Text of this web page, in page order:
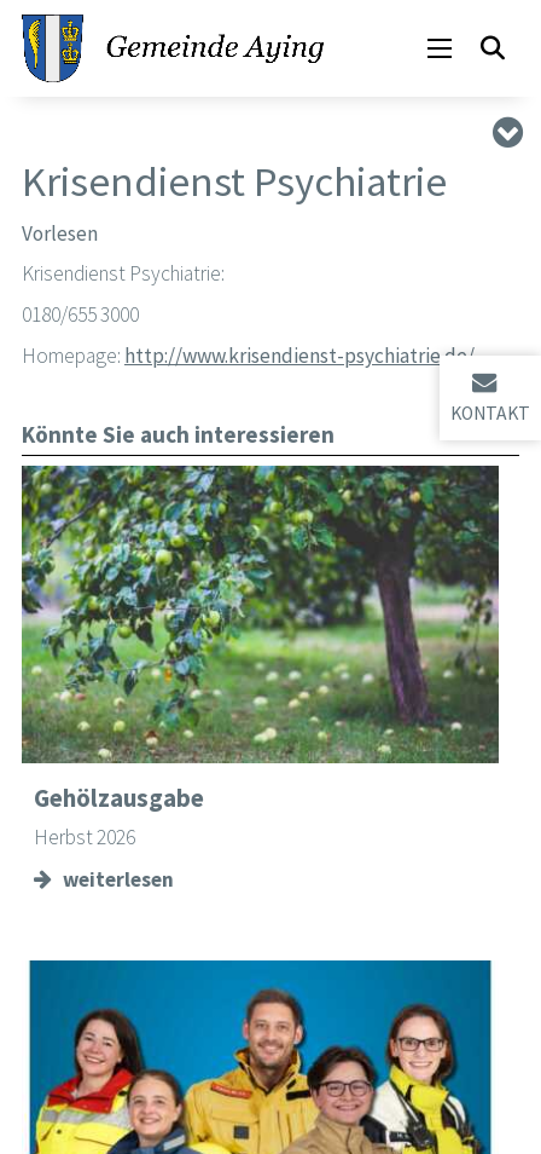
KONTAKT
Krisendienst Psychiatrie
Vorlesen
Krisendienst Psychiatrie:
0180/655 3000
Homepage: http://www.krisendienst-psychiatrie.de/
Könnte Sie auch interessieren
Gehölzausgabe
Herbst 2026
weiterlesen